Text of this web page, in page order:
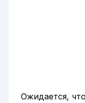
Ожидается,